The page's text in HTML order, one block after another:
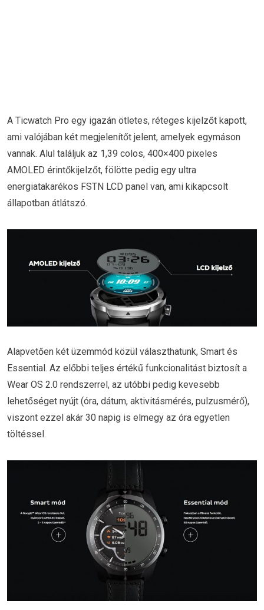
A Ticwatch Pro egy igazán ötletes, réteges kijelzőt kapott,
ami valójában két megjelenítőt jelent, amelyek egymáson
vannak. Alul találjuk az 1,39 colos, 400×400 pixeles
AMOLED érintőkijelzőt, fölötte pedig egy ultra
energiatakarékos FSTN LCD panel van, ami kikapcsolt
állapotban átlátszó.
Alapvetően két üzemmód közül választhatunk, Smart és
Essential. Az előbbi teljes értékű funkcionalitást biztosít a
Wear OS 2.0 rendszerrel, az utóbbi pedig kevesebb
lehetőséget nyújt (óra, dátum, aktivitásmérés, pulzusmérő),
viszont ezzel akár 30 napig is elmegy az óra egyetlen
töltéssel.